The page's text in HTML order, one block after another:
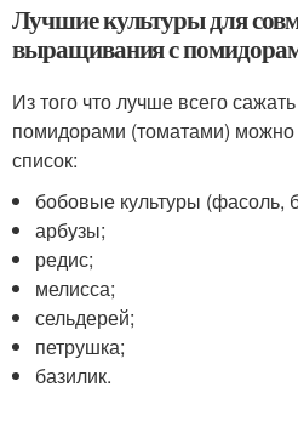
Лучшие культуры для
выращивания с
Из того что лучше всего
помидорами (томатами) можно
список:
бобовые культуры (фасоль,
арбузы;
редис;
мелисса;
сельдерей;
петрушка;
базилик.